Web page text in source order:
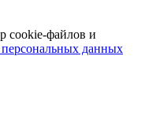
cookie-файлов и
данных